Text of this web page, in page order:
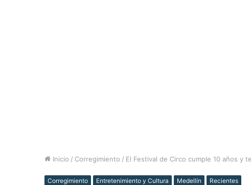
Inicio / Corregimiento / El Festival de Circo cumple 10 años y
Corregimiento Entretenimiento y Cultura Medellín Recientes